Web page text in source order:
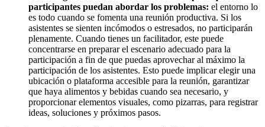
participantes puedan abordar los problemas: el entorno lo
es todo cuando se fomenta una reunión productiva. Si los
asistentes se sienten incómodos o estresados, no participarán
plenamente. Cuando tienes un facilitador, este puede
concentrarse en preparar el escenario adecuado para la
participación a fin de que puedas aprovechar al máximo la
participación de los asistentes. Esto puede implicar elegir una
ubicación o plataforma accesible para la reunión, garantizar
que haya alimentos y bebidas cuando sea necesario, y
proporcionar elementos visuales, como pizarras, para registrar
ideas, soluciones y próximos pasos.